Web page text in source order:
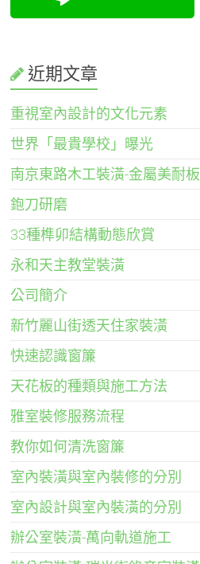
近期文章
重視室內設計的文化元素
世界「最貴學校」曝光
南京東路木工裝潢-金屬美耐板
鉋刀研磨
33種榫卯結構動態欣賞
永和天主教堂裝潢
公司簡介
新竹麗山街透天住家裝潢
快速認識窗簾
天花板的種類與施工方法
雅室裝修服務流程
教你如何清洗窗簾
室內裝潢與室內裝修的分別
室內設計與室內裝潢的分別
辦公室裝潢-萬向軌道施工